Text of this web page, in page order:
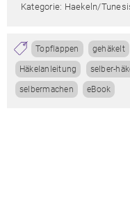
Kategorie: Haekeln/
Topflappen gehäkelt
Häkelanleitung selber-
selbermachen eBook